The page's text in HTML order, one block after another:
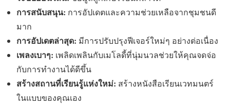
การสนับสนุน: การอัปเดตและความช่วยเหลือจากชุมชนดี
มาก
การอัปเดตล่าสุด: มีการปรับปรุงฟีเจอร์ใหม่ๆ อย่างต่อเนื่อง
เพลงเบาๆ: เพลิดเพลินกับเมโลดี้ที่นุ่มนวลช่วยให้คุณจดจ่อ
กับการทำงานได้ดีขึ้น
สร้างสถานที่เรียนรู้แห่งใหม่: สร้างหนังสือเรียนเวทมนตร์
ในแบบของคุณเอง